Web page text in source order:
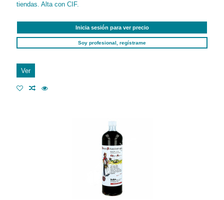
tiendas. Alta con CIF.
Inicia sesión para ver precio
Soy profesional, regístrame
Ver